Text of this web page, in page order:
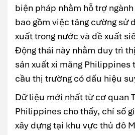
biện pháp nhằm hỗ trợ
bao gồm việc tăng cường sử
xuất trong nước và đề xuất
Động thái này nhằm duy trì
sản xuất xi măng Philippines
cầu thị trường có dấu hiệu
Dữ liệu mới nhất từ cơ quan
Philippines cho thấy, chỉ số
xây dựng tại khu vực thủ đô